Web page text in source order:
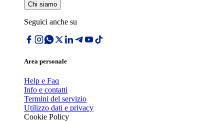
Chi siamo
Seguici anche su
Area personale
Help e Faq
Info e contatti
Termini del servizio
Utilizzo dati e privacy
Cookie Policy